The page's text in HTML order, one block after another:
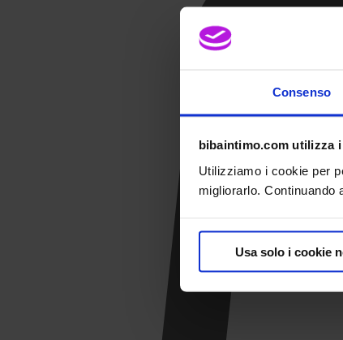
Consenso
bibaintimo.com utilizza
Utilizziamo i cookie per
migliorarlo.
Usa solo i cookie